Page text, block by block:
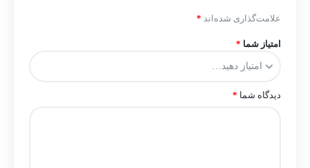
علامت‌گذاری شده‌اند *
امتیاز شما *
دیدگاه شما *